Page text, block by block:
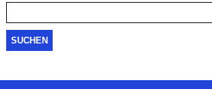
nach: